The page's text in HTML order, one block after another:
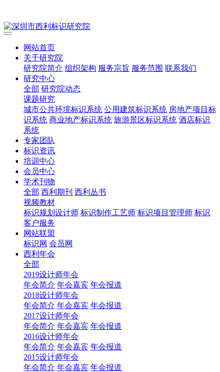
网站首页
关于研究院
研究院简介 组织架构 服务宗旨 服务范围 联系我们
研究中心
全部 研究院动态
课题研究
城市公共环境标识系统 公用建筑标识系统 房地产项目标
识系统 商业地产标识系统 旅游景区标识系统 酒店标识
系统
专家团队
标识资讯
培训中心
会员中心
学术刊物
全部 西利期刊 西利丛书
视频教材
标识规划设计师 标识制作工艺师 标识项目管理师 标识
客户服务
网站联盟
标识网 会员网
西利年会
全部
2019设计师年会
年会简介 年会嘉宾 年会报道
2018设计师年会
年会简介 年会嘉宾 年会报道
2017设计师年会
年会简介 年会嘉宾 年会报道
2016设计师年会
年会简介 年会嘉宾 年会报道
2015设计师年会
年会简介 年会嘉宾 年会报道